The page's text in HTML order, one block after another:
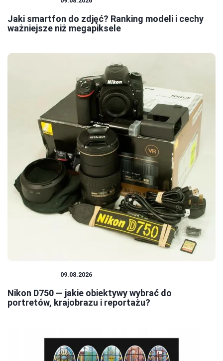
Jaki smartfon do zdjęć? Ranking modeli i cechy
ważniejsze niż megapiksele
09.08.2026
Nikon D750 — jakie obiektywy wybrać do
portretów, krajobrazu i reportażu?